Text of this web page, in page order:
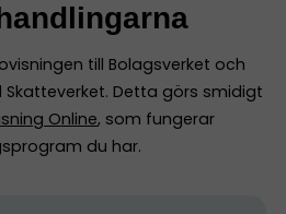
till Bolagsverket och
Detta görs smidigt
Online, som fungerar
du har.